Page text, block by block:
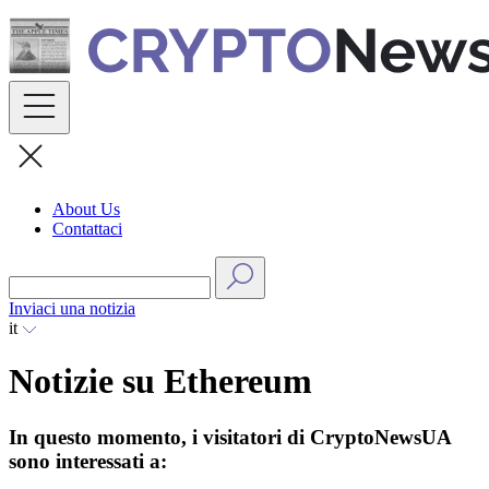
Skip
to
content
About Us
Contattaci
Inviaci una notizia
it
Notizie su Ethereum
In questo momento, i visitatori di CryptoNewsUA
sono interessati a: